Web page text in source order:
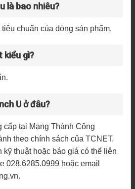
là bao nhiêu?
chuẩn của dòng sản phẩm.
kiểu gì?
U ở đâu?
tại Mạng Thành Công
theo chính sách của TCNET.
kỹ thuật hoặc báo giá có thể liên
028.6285.0999 hoặc email